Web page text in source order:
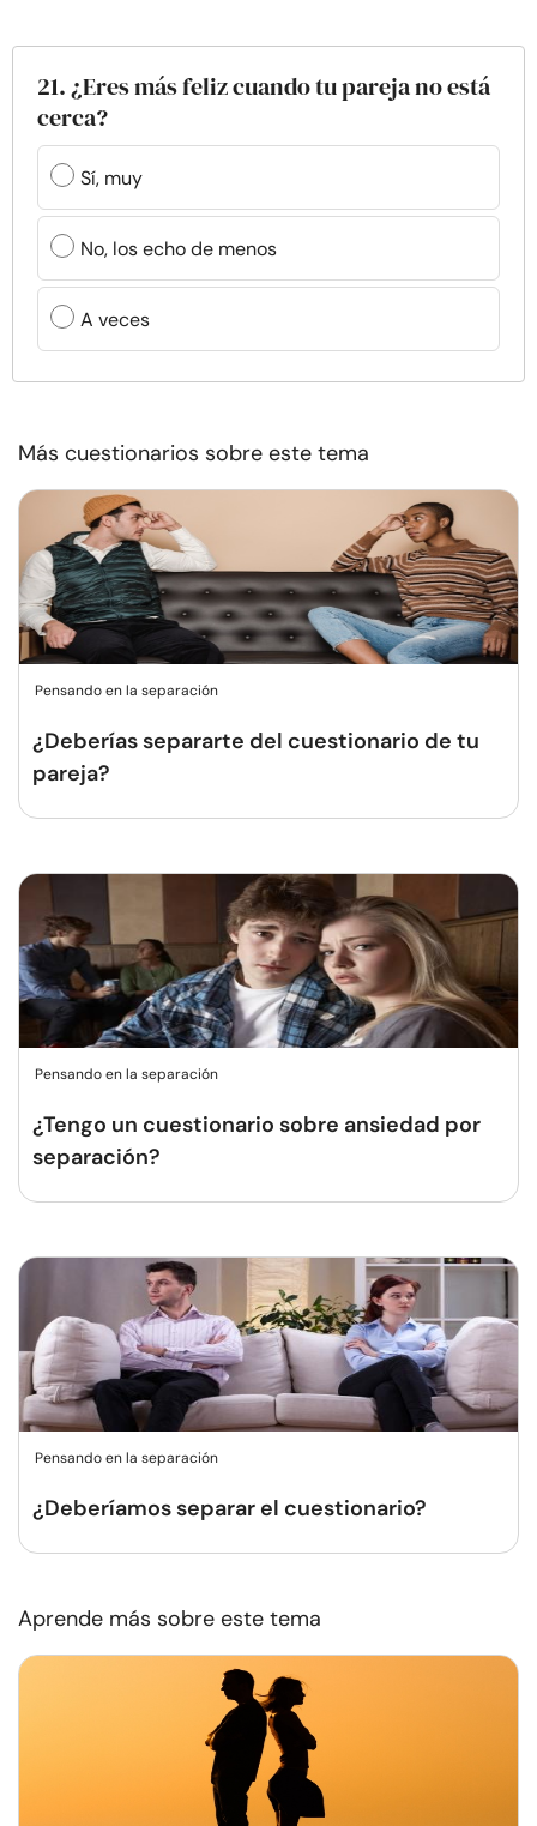
21. ¿Eres más feliz cuando tu pareja no está
cerca?
Sí, muy
No, los echo de menos
A veces
Más cuestionarios sobre este tema
Pensando en la separación
¿Deberías separarte del cuestionario de tu
pareja?
Pensando en la separación
¿Tengo un cuestionario sobre ansiedad por
separación?
Pensando en la separación
¿Deberíamos separar el cuestionario?
Aprende más sobre este tema